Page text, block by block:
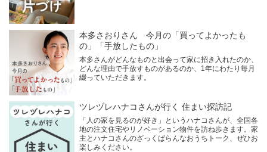
本多さおりさん 今月の「買ってよかったも
の」「手放したもの」
本多さんがどんなものと出会って家に招き入れたのか、
どんな理由で手放すものがあるのか、1年にわたり毎月
綴っていただきます。
ツレヅレハナコさんが行く 住まい探訪記
「人の家を見るのが好き」というハナコさんが、全国各
地の注文住宅やリノベーション物件を訪ね歩きます。家
主とハナコさんのざっくばらんなおうちトーク、ぜひお
楽しみください。